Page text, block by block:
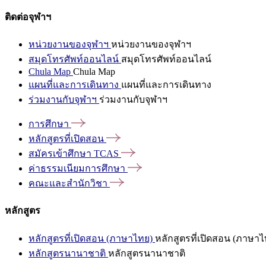
ติดต่อจุฬาฯ
หน่วยงานของจุฬาฯ หน่วยงานของจุฬาฯ
สมุดโทรศัพท์ออนไลน์ สมุดโทรศัพท์ออนไลน์
Chula Map Chula Map
แผนที่และการเดินทาง แผนที่และการเดินทาง
ร่วมงานกับจุฬาฯ ร่วมงานกับจุฬาฯ
การศึกษา
หลักสูตรที่เปิดสอน
สมัครเข้าศึกษา TCAS
ค่าธรรมเนียมการศึกษา
คณะและสำนักวิชา
หลักสูตร
หลักสูตรที่เปิดสอน (ภาษาไทย) หลักสูตรที่เปิดสอน (ภาษาไ
หลักสูตรนานาชาติ หลักสูตรนานาชาติ